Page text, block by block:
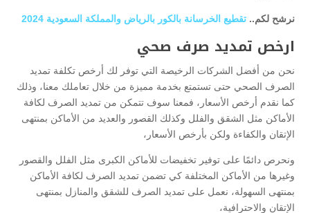
نرشح لكم.. تقطيع الخرسانة بالكور بالرياض والمملكة السعودية 2024
ارخص تمديد صرف صحي
نحن من أفضل الشركات الرخيصة التي توفر لك أرخص تكلفة تمديد
الصرف الصحي حتى تستمتع بخدمة مميزة من خلال تعاملك معنا، وذلك
كما نقدم أرخص الأسعار، فمعنا سوف تتمكن من تمديد الصرف لكافة
الأماكن مثل الشقق والفلل وكذلك القصور والعديد من الأماكن بمنتهى
الإتقان والكفاءة ولكن بأرخص الأسعار،
ونحرص دائمًا على توفير تخفيضات للأماكن الكبرى مثل الفلل والقصور
وغيرها من الأماكن المختلفة كي تضمن تمديد الصرف لكافة الأماكن
بمنتهى السهولة، نعمل على تمديد الصرف للشقق والمنازل بمنتهى
الإتقان والاحترافية،